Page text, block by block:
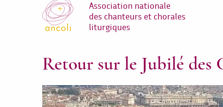
Association nationale
des chanteurs et chorales
liturgiques
Retour sur le Jubilé des